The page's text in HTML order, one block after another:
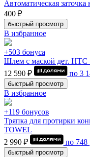
Автоматическая
400 ₽
быстрый просмотр
В избранное
+503 бонуса
Шлем с маской дет. HTC
12 590 ₽
по 3
быстрый просмотр
В избранное
+119 бонусов
Тряпка для протирки
TOWEL
2 990 ₽
по 748
быстрый просмотр